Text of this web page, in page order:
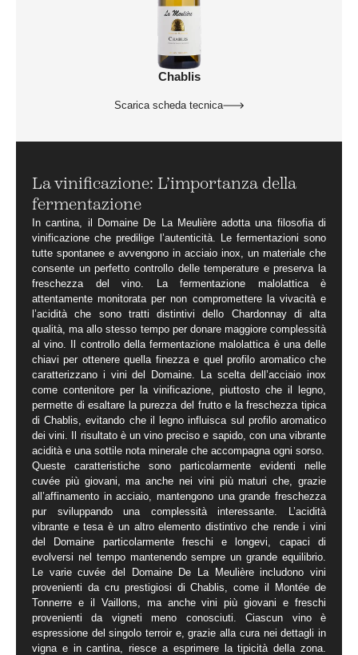
Chablis
Scarica scheda tecnica
La vinificazione: L’importanza della
fermentazione
In cantina, il Domaine De La Meulière adotta una filosofia di
vinificazione che predilige l’autenticità. Le fermentazioni sono
tutte spontanee e avvengono in acciaio inox, un materiale che
consente un perfetto controllo delle temperature e preserva la
freschezza del vino. La fermentazione malolattica è
attentamente monitorata per non compromettere la vivacità e
l’acidità che sono tratti distintivi dello Chardonnay di alta
qualità, ma allo stesso tempo per donare maggiore complessità
al vino. Il controllo della fermentazione malolattica è una delle
chiavi per ottenere quella finezza e quel profilo aromatico che
caratterizzano i vini del Domaine. La scelta dell’acciaio inox
come contenitore per la vinificazione, piuttosto che il legno,
permette di esaltare la purezza del frutto e la freschezza tipica
di Chablis, evitando che il legno influisca sul profilo aromatico
dei vini. Il risultato è un vino preciso e sapido, con una vibrante
acidità e una sottile nota minerale che accompagna ogni sorso.
Queste caratteristiche sono particolarmente evidenti nelle
cuvée più giovani, ma anche nei vini più maturi che, grazie
all’affinamento in acciaio, mantengono una grande freschezza
pur sviluppando una complessità interessante. L’acidità
vibrante e tesa è un altro elemento distintivo che rende i vini
del Domaine particolarmente freschi e longevi, capaci di
evolversi nel tempo mantenendo sempre un grande equilibrio.
Le varie cuvée del Domaine De La Meulière includono vini
provenienti da cru prestigiosi di Chablis, come il Montée de
Tonnerre e il Vaillons, ma anche vini più giovani e freschi
provenienti da vigneti meno conosciuti. Ciascun vino è
espressione del singolo terroir e, grazie alla cura nei dettagli in
vigna e in cantina, riesce a esprimere la tipicità della zona.